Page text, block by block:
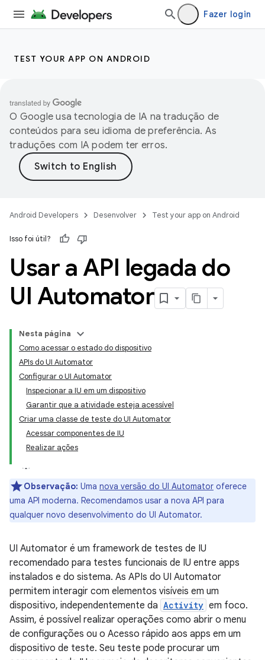
Fazer login
TEST YOUR APP ON ANDROID
O Google usa tecnologia de IA na tradução de
conteúdos para seu idioma de preferência. As
traduções com IA podem ter erros.
Android Developers Desenvolver Test your app on Android
Isso foi útil?
Usar a API legada do
UI Automator
Nesta página
Como acessar o estado do dispositivo
APIs do UI Automator
Configurar o UI Automator
Inspecionar a IU em um dispositivo
Garantir que a atividade esteja acessível
Criar uma classe de teste do UI Automator
Acessar componentes de IU
Realizar ações
Observação: Uma nova versão do UI Automator oferece
uma API moderna. Recomendamos usar a nova API para
qualquer novo desenvolvimento do UI Automator.
UI Automator é um framework de testes de IU
recomendado para testes funcionais de IU entre apps
instalados e do sistema. As APIs do UI Automator
permitem interagir com elementos visíveis em um
dispositivo, independentemente da Activity em foco.
Assim, é possível realizar operações como abrir o menu
de configurações ou o Acesso rápido aos apps em um
dispositivo de teste. Seu teste pode procurar um